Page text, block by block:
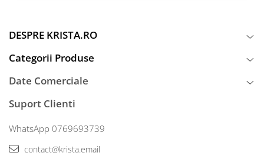
DESPRE KRISTA.RO
Categorii Produse
Date Comerciale
Suport Clienti
WhatsApp 0769693739
contact@krista.email